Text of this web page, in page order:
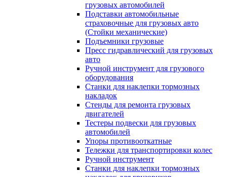
грузовых автомобилей
Подставки автомобильные
страховочные для грузовых авто
(Стойки механические)
Подъемники грузовые
Пресс гидравлический для грузовых
авто
Ручной инструмент для грузового
оборудования
Станки для наклепки тормозных
накладок
Стенды для ремонта грузовых
двигателей
Тестеры подвески для грузовых
автомобилей
Упоры противооткатные
Тележки для транспортировки колес
Ручной инструмент
Станки для наклепки тормозных